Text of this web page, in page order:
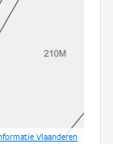
Vlaanderen